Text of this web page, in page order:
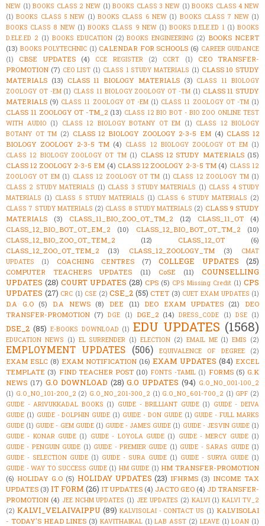
NEW (1) BOOKS CLASS 2 NEW (1) BOOKS CLASS 3 NEW (1) BOOKS CLASS 4 NEW
(1) BOOKS CLASS 5 NEW (1) BOOKS CLASS 6 NEW (1) BOOKS CLASS 7 NEW (1)
BOOKS CLASS 8 NEW (1) BOOKS CLASS 9 NEW (1) BOOKS D.ELE.ED 1 (1) BOOKS
D.ELE.ED 2 (1) BOOKS EDUCATION (2) BOOKS ENGINEERING (2) BOOKS NCERT
(13) BOOKS POLYTECHNIC (1) CALENDAR FOR SCHOOLS (6) CAREER GUIDANCE
(1)
CBSE UPDATES (4) CCE REGISTER (2) CCRT (1)
CEO TRANSFER-
PROMOTION (7) CEO LIST (1) CLASS 1 STUDY MATERIALS (1) CLASS 10 STUDY
MATERIALS (13) CLASS 11 BIOLOGY MATERIALS (3) CLASS 11 BIOLOGY
ZOOLOGY OT -EM (1) CLASS 11 BIOLOGY ZOOLOGY OT -TM (1) CLASS 11 STUDY
MATERIALS (9) CLASS 11 ZOOLOGY OT -EM (1) CLASS 11 ZOOLOGY OT -TM (1)
CLASS 11 ZOOLOGY OT -TM_2 (13) CLASS 12 BIO BOT - BIO ZOO ONLINE TEST
WITH AUDIO (1) CLASS 12 BIOLOGY BOTANY OT EM (1) CLASS 12 BIOLOGY
BOTANY OT TM (2) CLASS 12 BIOLOGY ZOOLOGY 2-3-5 EM (4) CLASS 12
BIOLOGY ZOOLOGY 2-3-5 TM (4) CLASS 12 BIOLOGY ZOOLOGY OT EM (1)
CLASS 12 BIOLOGY ZOOLOGY OT TM (1) CLASS 12 STUDY MATERIALS (15)
CLASS 12 ZOOLOGY 2-3-5 EM (4) CLASS 12 ZOOLOGY 2-3-5 TM (4) CLASS 12
ZOOLOGY OT EM (1) CLASS 12 ZOOLOGY OT TM (1) CLASS 12 ZOOLOGY TM (1)
CLASS 2 STUDY MATERIALS (1) CLASS 3 STUDY MATERIALS (1) CLASS 4 STUDY
MATERIALS (1) CLASS 5 STUDY MATERIALS (1) CLASS 6 STUDY MATERIALS (2)
CLASS 7 STUDY MATERIALS (2) CLASS 8 STUDY MATERIALS (2) CLASS 9 STUDY
MATERIALS
(3) CLASS_11_BIO_ZOO_OT_TM_2 (12) CLASS_11_OT
(4)
CLASS_12_BIO_BOT_OT_EM_2
(10) CLASS_12_BIO_BOT_OT_TM_2
(10)
CLASS_12_BIO_ZOO_OT_TEM_2
(12) CLASS_12_OT
(6)
CLASS_12_ZOO_OT_TEM_2
(13) CLASS_12_ZOOLOGY_TM (3)
CMAT
UPDATES
(1) COACHING CENTRES (7) COLLEGE UPDATES (25)
COMPUTER TEACHERS UPDATES (11) CoSE (11)
COUNSELLING
UPDATES (28) COURT UPDATES (28) CPS (5) CPS Missing Credit (1) CPS
UPDATES (27) CRC (1) CSE (2) CSE_2 (55) CTET (3) CUET EXAM UPDATES (1)
D.A G.O (5) D.A NEWS (8) DEE (11) DEO EXAM UPDATES (21)
DEO
TRANSFER-PROMOTION (7) DGE (1) DGE_2 (14) DRESS_CODE (1) DSE (1)
DSE_2 (85) E-BOOKS DOWNLOAD (1) EDU UPDATES (1568)
EDUCATION NEWS (1) EL SURRENDER (1) ELECTION (2) EMAIL ME (1) EMIS (2)
EMPLOYMENT UPDATES (506) EQUIVALENCE OF DEGREE (2)
EXAM ESLC (8) EXAM NOTIFICATION (16) EXAM UPDATES (84) EXCEL
TEMPLATE (3) FIND TEACHER POST (10) FONTS -TAMIL (1) FORMS (5) G.K
NEWS (17) G.O DOWNLOAD (28) G.O UPDATES (94) G.O_NO_001-100_2
(1) G.O_NO_101-200_2 (2) G.O_NO_201-300_2 (1) G.O_NO_601-700_2 (1) GPF (2)
GUIDE - ARIVUKKADAL BOOKS (1) GUIDE - BRILLIANT GUIDE (1) GUIDE - DEIVA
GUIDE (1) GUIDE - DOLPHIN GUIDE (1) GUIDE - DON GUIDE (1) GUIDE - FULL MARKS
GUIDE (1) GUIDE - GEM GUIDE (1) GUIDE - JAMES GUIDE (1) GUIDE - JESVIN GUIDE (1)
GUIDE - KONAR GUIDE (1) GUIDE - LOYOLA GUIDE (1) GUIDE - MERCY GUIDE (1)
GUIDE - PENGUIN GUIDE (1) GUIDE - PREMIER GUIDE (1) GUIDE - SARAS GUIDE (1)
GUIDE - SELECTION GUIDE (1) GUIDE - SURA GUIDE (1) GUIDE - SURYA GUIDE (1)
GUIDE - WAY TO SUCCESS GUIDE (1) HM GUIDE (1) HM TRANSFER-PROMOTION
(6) HOLIDAY G.O (5) HOLIDAY UPDATES (23) IFHRMS (3) INCOME TAX
UPDATES (3) IT FORM (26) IT UPDATES (4) JACTO GEO (4) JD TRANSFER-
PROMOTION (4) JEE NCHM UPDATES (1) JEE UPDATES (2) KALVI (1) KALVI TV_2
(2) KALVI_VELAIVAIPPU (89) KALVISOLAI - CONTACT US (1) KALVISOLAI
- TODAY'S HEAD LINES (3) KAVITHAIKAL (1) LAB ASST (2) LEAVE (1) LOAN (1)